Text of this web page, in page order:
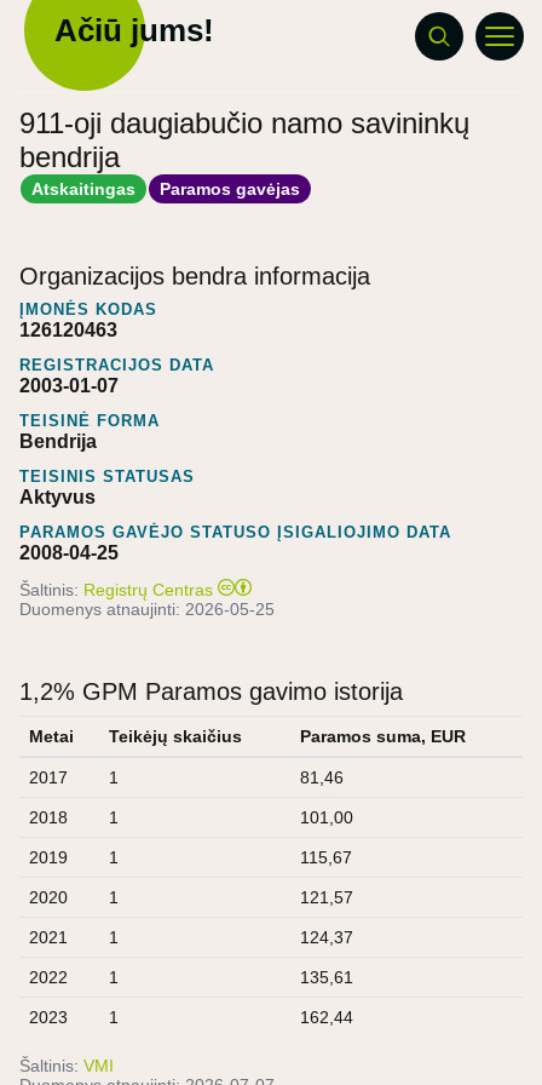
Ačiū jums!
911-oji daugiabučio namo savininkų
bendrija
Atskaitingas Paramos gavėjas
Organizacijos bendra informacija
ĮMONĖS KODAS
126120463
REGISTRACIJOS DATA
2003-01-07
TEISINĖ FORMA
Bendrija
TEISINIS STATUSAS
Aktyvus
PARAMOS GAVĖJO STATUSO ĮSIGALIOJIMO DATA
2008-04-25
Šaltinis: Registrų Centras
Duomenys atnaujinti: 2026-05-25
1,2% GPM Paramos gavimo istorija
Metai Teikėjų skaičius Paramos suma, EUR
2017 1 81,46
2018 1 101,00
2019 1 115,67
2020 1 121,57
2021 1 124,37
2022 1 135,61
2023 1 162,44
Šaltinis: VMI